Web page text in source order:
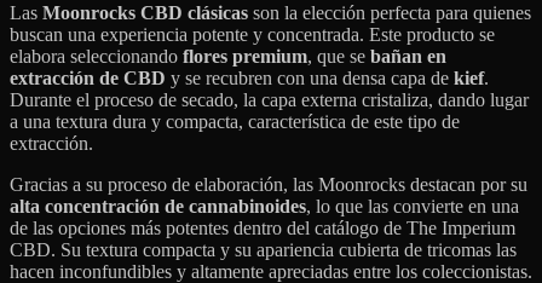
Las Moonrocks CBD clásicas son la elección perfecta para quienes
buscan una experiencia potente y concentrada. Este producto se
elabora seleccionando flores premium, que se bañan en
extracción de CBD y se recubren con una densa capa de kief.
Durante el proceso de secado, la capa externa cristaliza, dando lugar
a una textura dura y compacta, característica de este tipo de
extracción.
Gracias a su proceso de elaboración, las Moonrocks destacan por su
alta concentración de cannabinoides, lo que las convierte en una
de las opciones más potentes dentro del catálogo de The Imperium
CBD. Su textura compacta y su apariencia cubierta de tricomas las
hacen inconfundibles y altamente apreciadas entre los coleccionistas.